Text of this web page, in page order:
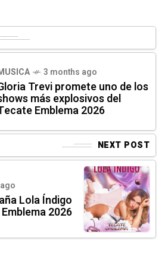
3 months ago
Trevi promete uno de los
más explosivos del
Emblema 2026
NEXT POST
Lola Índigo
2026